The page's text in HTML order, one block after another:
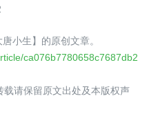
小生】的原创文章。
ca076b7780658c7687db2
请保留原文出处及本版权声